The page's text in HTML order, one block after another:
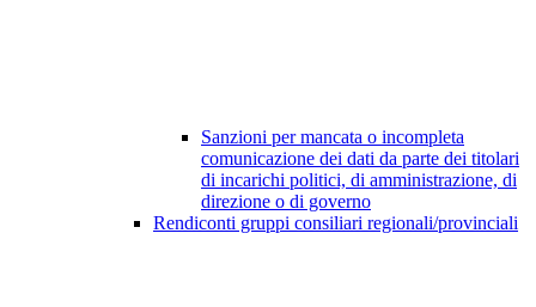
Sanzioni per mancata o incompleta
comunicazione dei dati da parte dei titolari
di incarichi politici, di amministrazione, di
direzione o di governo
Rendiconti gruppi consiliari regionali/provinciali